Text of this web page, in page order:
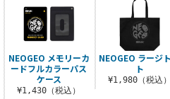
NEOGEO メモリーカ
ードフルカラーパス
ケース
¥1,430（税込）
NEOGEO ラージ
ト
¥1,980（税込